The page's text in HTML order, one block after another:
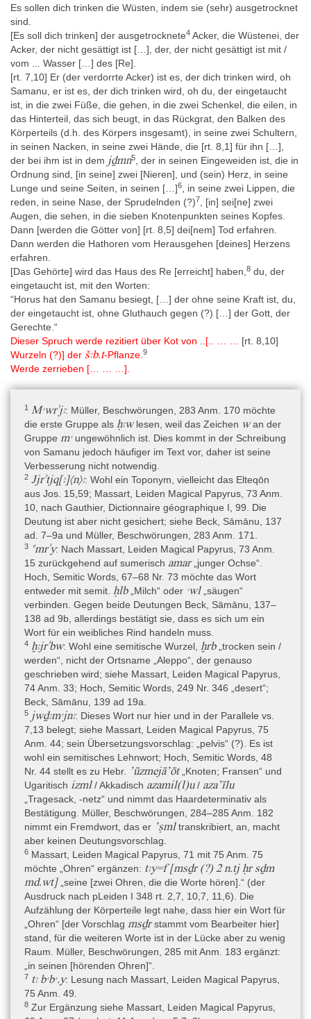
Es sollen dich trinken die Wüsten, indem sie (sehr) ausgetrocknet
sind.
[Es soll dich trinken] der ausgetrocknete4 Acker, die Wüstenei, der
Acker, der nicht gesättigt ist […], der, der nicht gesättigt ist mit /
vom ... Wasser […] des [Re].
[rt. 7,10] Er (der verdorrte Acker) ist es, der dich trinken wird, oh
Samanu, er ist es, der dich trinken wird, oh du, der eingetaucht
ist, in die zwei Füße, die gehen, in die zwei Schenkel, die eilen, in
das Hinterteil, das sich beugt, in das Rückgrat, den Balken des
Körperteils (d.h. des Körpers insgesamt), in seine zwei Schultern,
in seinen Nacken, in seine zwei Hände, die [rt. 8,1] für ihn […],
der bei ihm ist in dem jḏmn5
, der in seinen Eingeweiden ist, die in
Ordnung sind, [in seine] zwei [Nieren], und (sein) Herz, in seine
Lunge und seine Seiten, in seinen […]6
, in seine zwei Lippen, die
reden, in seine Nase, der Sprudelnden (?)7
, [in] sei[ne] zwei
Augen, die sehen, in die sieben Knotenpunkten seines Kopfes.
Dann [werden die Götter von] [rt. 8,5] dei[nem] Tod erfahren.
Dann werden die Hathoren vom Herausgehen [deines] Herzens
erfahren.
[Das Gehörte] wird das Haus des Re [erreicht] haben, 8 du, der
eingetaucht ist, mit den Worten:
“Horus hat den Samanu besiegt, […] der ohne seine Kraft ist, du,
der eingetaucht ist, ohne Gluthauch gegen (?) […] der Gott, der
Gerechte.“
Dieser Spruch werde rezitiert über Kot von ..[.. … …
[rt. 8,10]
Wurzeln (?)] der šꜣb.t-Pflanze. 9
Werde zerrieben [… … …].
1 Mꜥwrʾjꜣ: Müller, Beschwörungen, 283 Anm. 170 möchte
die erste Gruppe als ḥꜣwlesen, weil das Zeichen wan der
Gruppe mꜥungewöhnlich ist. Dies kommt in der Schreibung
von Samanu jedoch häufiger im Text vor, daher ist seine
Verbesserung nicht notwendig.
2 Jjrʾtjq[ꜣ]⟨n⟩ꜣ: Wohl ein Toponym, vielleicht das Elteqōn
aus Jos. 15,59; Massart, Leiden Magical Papyrus, 73 Anm.
10, nach Gauthier, Dictionnaire géographique I, 99. Die
Deutung ist aber nicht gesichert; siehe Beck, Sāmānu, 137
ad. 7–9a und Müller, Beschwörungen, 283 Anm. 171.
3 Ꜥmrʾy: Nach Massart, Leiden Magical Papyrus, 73 Anm.
15 zurückgehend auf sumerisch amar„junger Ochse“.
Hoch, Semitic Words, 67–68 Nr. 73 möchte das Wort
entweder mit semit. ḥlb„Milch“ oder ꜥwl„säugen“
verbinden. Gegen beide Deutungen Beck, Sāmānu, 137–
138 ad 9b, allerdings bestätigt sie, dass es sich um ein
Wort für ein weibliches Rind handeln muss.
4 ḫꜣjrʾbw: Wohl eine semitische Wurzel, ḫrb„trocken sein /
werden“, nicht der Ortsname „Aleppo“, der genauso
geschrieben wird; siehe Massart, Leiden Magical Papyrus,
74 Anm. 33; Hoch, Semitic Words, 249 Nr. 346 „desert“;
Beck, Sāmānu, 139 ad 19a.
5 jwḏꜣmꜥjnꜣ: Dieses Wort nur hier und in der Parallele vs.
7,13 belegt; siehe Massart, Leiden Magical Papyrus, 75
Anm. 44; sein Übersetzungsvorschlag: „pelvis“ (?). Es ist
wohl ein semitisches Lehnwort; Hoch, Semitic Words, 48
Nr. 44 stellt es zu Hebr.
’ūzmejā’ōt„Knoten; Fransen“ und
Ugaritisch izml/ Akkadisch azamil(l)u/ aza’īlu
„Tragesack, -netz“ und nimmt das Haardeterminativ als
Bestätigung. Müller, Beschwörungen, 284–285 Anm. 182
nimmt ein Fremdwort, das er ’ṣmltranskribiert, an, macht
aber keinen Deutungsvorschlag.
6 Massart, Leiden Magical Papyrus, 71 mit 75 Anm. 75
möchte „Ohren“ ergänzen: tꜣy=f [msḏr (?) 2 n.tj ḥr sḏm
md.wt]„seine [zwei Ohren, die die Worte hören].“ (der
Ausdruck nach pLeiden I 348 rt. 2,7, 10,7, 11,6). Die
Aufzählung der Körperteile legt nahe, dass hier ein Wort für
„Ohren“ [der Vorschlag msḏrstammt vom Bearbeiter hier]
stand, für die weiteren Worte ist in der Lücke aber zu wenig
Raum. Müller, Beschwörungen, 285 mit Anm. 183 ergänzt:
„in seinen [hörenden Ohren]“.
7 tꜣ bꜥbꜥ.y: Lesung nach Massart, Leiden Magical Papyrus,
75 Anm. 49.
8 Zur Ergänzung siehe Massart, Leiden Magical Papyrus,